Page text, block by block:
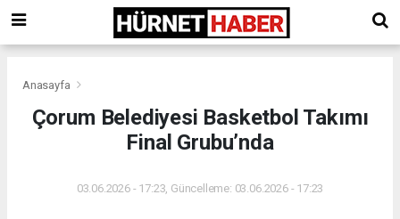
Anasayfa
Çorum Belediyesi Basketbol Takımı
Final Grubu’nda
03.06.2026 - 17:23, Güncelleme: 03.06.2026 - 17:23